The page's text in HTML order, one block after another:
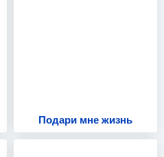
Подари мне жизнь